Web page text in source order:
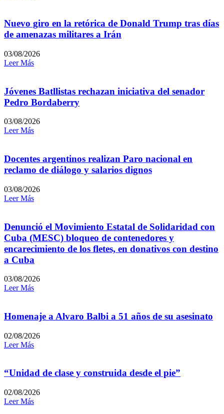
Nuevo giro en la retórica de Donald Trump tras días
de amenazas militares a Irán
03/08/2026
Leer Más
Jóvenes Batllistas rechazan iniciativa del senador
Pedro Bordaberry
03/08/2026
Leer Más
Docentes argentinos realizan Paro nacional en
reclamo de diálogo y salarios dignos
03/08/2026
Leer Más
Denunció el Movimiento Estatal de Solidaridad con
Cuba (MESC) bloqueo de contenedores y
encarecimiento de los fletes, en donativos con destino
a Cuba
03/08/2026
Leer Más
Homenaje a Alvaro Balbi a 51 años de su asesinato
02/08/2026
Leer Más
“Unidad de clase y construida desde el pie”
02/08/2026
Leer Más